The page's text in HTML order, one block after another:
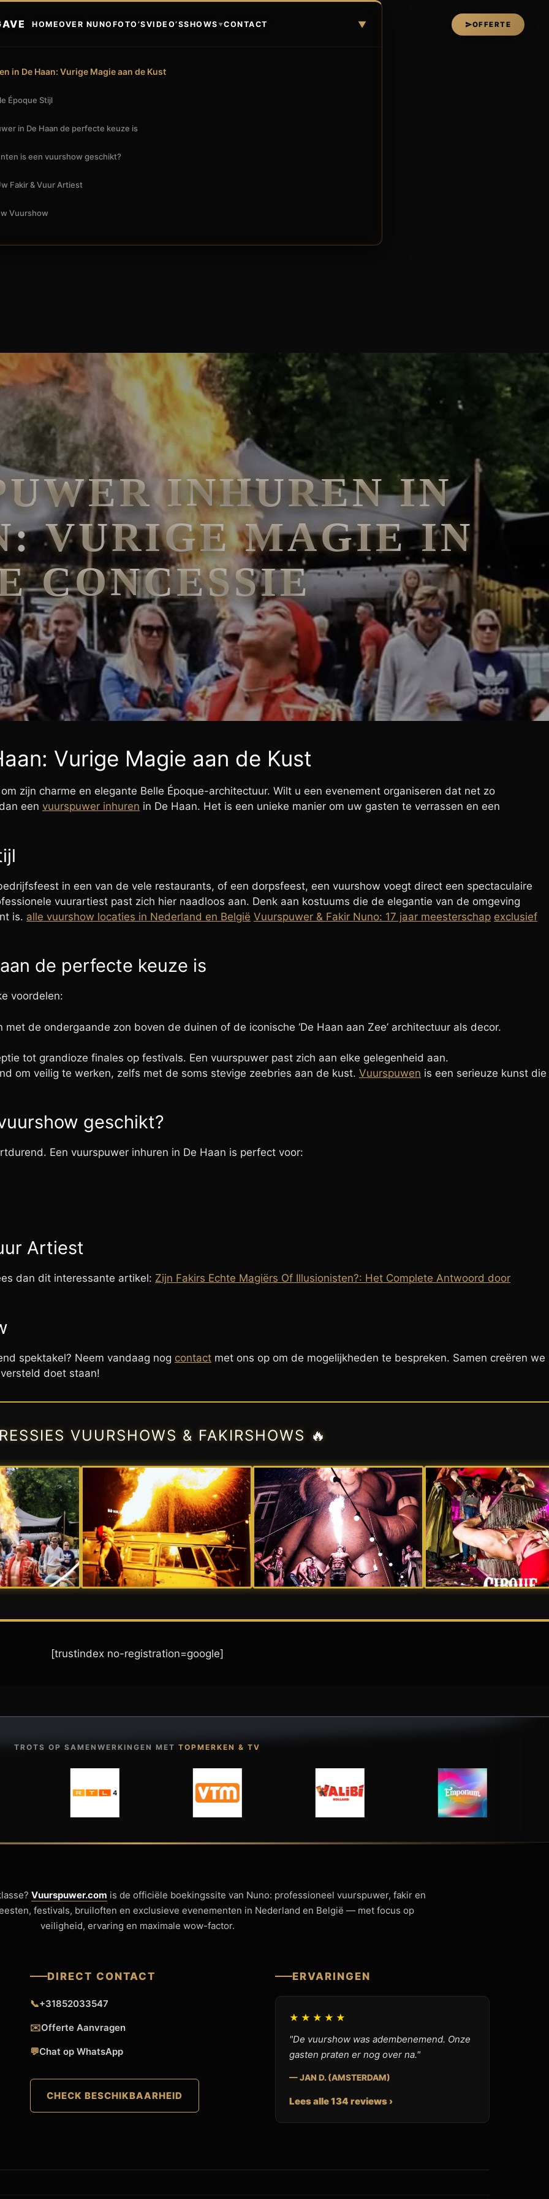
HOMEOVER NUNO FOTO’SVIDEO’SSHOWS ▼CONTACT OFFERTE
▼
in De Haan: Vurige Magie aan de Kust
Époque Stijl
in De Haan de perfecte keuze is
is een vuurshow geschikt?
Fakir & Vuur Artiest
Vuurshow
INHUREN IN
VURIGE MAGIE IN
CONCESSIE
Vurige Magie aan de Kust
zijn charme en elegante Belle Époque-architectuur. Wilt u een evenement organiseren dat net zo
een vuurspuwer inhuren in De Haan. Het is een unieke manier om uw gasten te verrassen en een
in een van de vele restaurants, of een dorpsfeest, een vuurshow voegt direct een spectaculaire
vuurartiest past zich hier naadloos aan. Denk aan kostuums die de elegantie van de omgeving
is. alle vuurshow locaties in Nederland en België Vuurspuwer & Fakir Nuno: 17 jaar meesterschap exclusief
de perfecte keuze is
voordelen:
de ondergaande zon boven de duinen of de iconische ‘De Haan aan Zee’ architectuur als decor.
tot grandioze finales op festivals. Een vuurspuwer past zich aan elke gelegenheid aan.
om veilig te werken, zelfs met de soms stevige zeebries aan de kust. Vuurspuwen is een serieuze kunst die
geschikt?
Een vuurspuwer inhuren in De Haan is perfect voor:
Artiest
dan dit interessante artikel: Zijn Fakirs Echte Magiërs Of Illusionisten?: Het Complete Antwoord door
spektakel? Neem vandaag nog contact met ons op om de mogelijkheden te bespreken. Samen creëren we
doet staan!
VUURSHOWS & FAKIRSHOWS 🔥
[trustindex no-registration=google]
TROTS OP SAMENWERKINGEN MET TOPMERKEN & TV
Vuurspuwer.com is de officiële boekingssite van Nuno: professioneel vuurspuwer, fakir en
festivals, bruiloften en exclusieve evenementen in Nederland en België — met focus op
veiligheid, ervaring en maximale wow-factor.
DIRECT CONTACT
📞+31852033547
✉️Offerte Aanvragen
💬Chat op WhatsApp
CHECK BESCHIKBAARHEID
ERVARINGEN
★★★★★
"De vuurshow was adembenemend. Onze
gasten praten er nog over na."
— JAN D. (AMSTERDAM)
Lees alle 134 reviews ›